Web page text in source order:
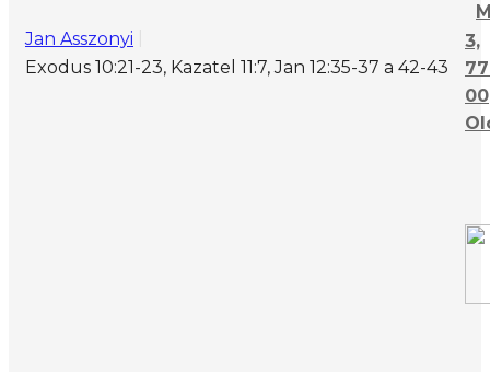
Jan Asszonyi
Exodus 10:21-23, Kazatel 11:7, Jan 12:35-37 a 42-43
3,
00